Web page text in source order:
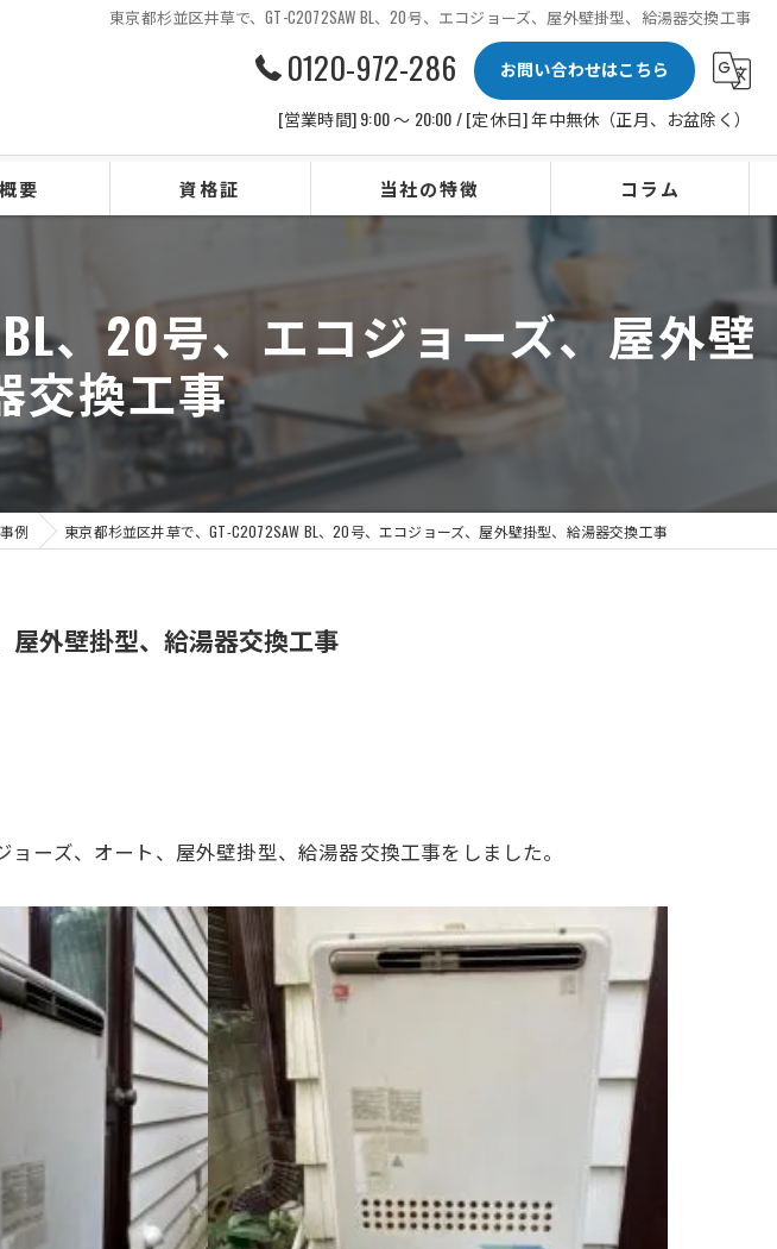
東京都杉並区井草で、GT-C2072SAW BL、20号、エコジョーズ、屋外壁掛型、給湯器交換工事
0120-972-286
お問い合わせはこちら
[営業時間] 9:00 〜 20:00 / [定休日] 年中無休（正月、お盆除く）
要 資格証 当社の特徴
レンジフード
IHクッキングヒーター
ビルトイン食洗機
浴室換気扇
コラム
、20号、エコジョーズ、屋外壁
交換工事
例 東京都杉並区井草で、GT-C2072SAW BL、20号、エコジョーズ、屋外壁掛型、給湯器交換工事
屋外壁掛型、給湯器交換工事
ョーズ、オート、屋外壁掛型、給湯器交換工事をしました。